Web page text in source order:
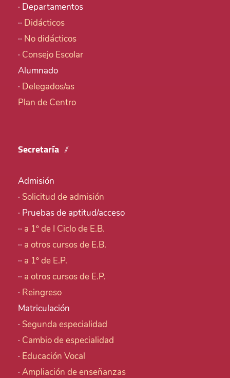
· Departamentos
·· Didácticos
·· No didácticos
· Consejo Escolar
Alumnado
· Delegados/as
Plan de Centro
Secretaría
Admisión
· Solicitud de admisión
· Pruebas de aptitud/acceso
·· a 1º de I Ciclo de E.B.
·· a otros cursos de E.B.
·· a 1º de E.P.
·· a otros cursos de E.P.
· Reingreso
Matriculación
· Segunda especialidad
· Cambio de especialidad
· Educación Vocal
· Ampliación de enseñanzas